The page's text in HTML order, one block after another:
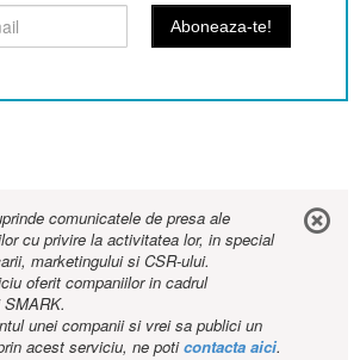
comunicatele de presa ale
cu privire la activitatea lor, in special
marketingului si CSR-ului.
oferit companiilor in cadrul
unei companii si vrei sa publici un
acest serviciu, ne poticontacta aici.